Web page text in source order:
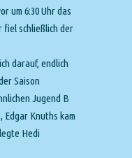
um 6:30 Uhr das
fiel schließlich der
darauf, endlich
Saison
Jugend B
Knuths kam
Hedi